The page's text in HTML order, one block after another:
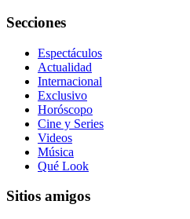
Secciones
Espectáculos
Actualidad
Internacional
Exclusivo
Horóscopo
Cine y Series
Videos
Música
Qué Look
Sitios amigos